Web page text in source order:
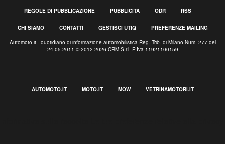
REGOLE DI PUBBLICAZIONE PUBBLICITÀ ODR RSS
CHI SIAMO CONTATTI GESTISCI UTIQ PREFERENZE MAILING
Automoto.it - quotidiano di informazione automobilistica Reg. Trib. di Milano Num. 277 del
24.05.2011 © 2012-2026 CRM S.r.l. P.Iva 11921100159
AUTOMOTO.IT MOTO.IT MOW VETRINAMOTORI.IT